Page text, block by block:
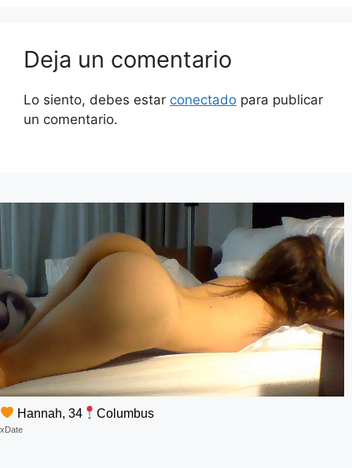
Deja un comentario
Lo siento, debes estar conectado para publicar
un comentario.
Hannah, 34 Columbus
xDate